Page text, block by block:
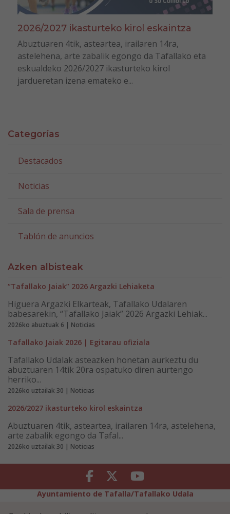
2026/2027 ikasturteko kirol eskaintza
Abuztuaren 4tik, asteartea, irailaren 14ra,
astelehena, arte zabalik egongo da Tafallako eta
eskualdeko 2026/2027 ikasturteko kirol
jardueretan izena emateko e...
Categorías
Destacados
Noticias
Sala de prensa
Tablón de anuncios
Azken albisteak
“Tafallako Jaiak” 2026 Argazki Lehiaketa
Higuera Argazki Elkarteak, Tafallako Udalaren
babesarekin, “Tafallako Jaiak” 2026 Argazki Lehiak...
2026ko abuztuak 6 | Noticias
Tafallako Jaiak 2026 | Egitarau ofiziala
Tafallako Udalak asteazken honetan aurkeztu du
abuztuaren 14tik 20ra ospatuko diren aurtengo
herriko...
2026ko uztailak 30 | Noticias
2026/2027 ikasturteko kirol eskaintza
Abuztuaren 4tik, asteartea, irailaren 14ra, astelehena,
arte zabalik egongo da Tafal...
2026ko uztailak 30 | Noticias
Facebook Twitter Youtube
Ayuntamiento de Tafalla/Tafallako Udala